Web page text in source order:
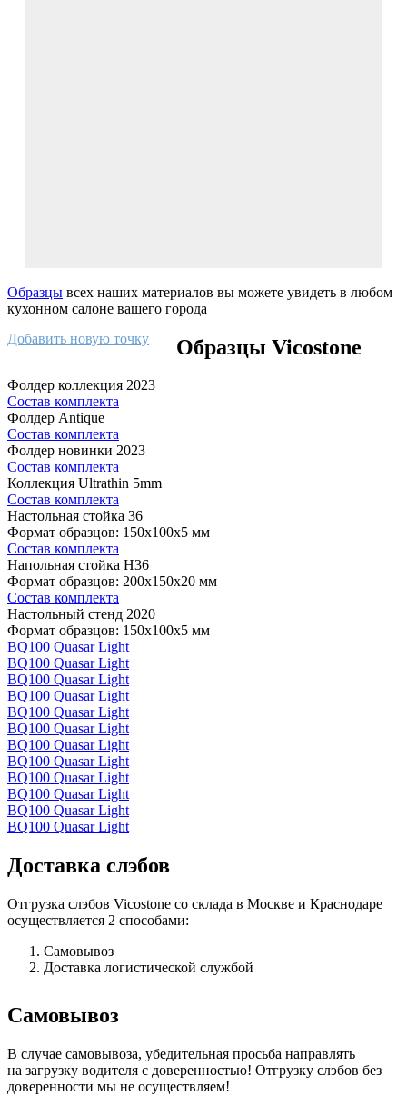
Образцы всех наших материалов вы можете увидеть в любом
кухонном салоне вашего города
Добавить новую точку
Образцы Vicostone
Фолдер коллекция 2023
Состав комплекта
Фолдер Antique
Состав комплекта
Фолдер новинки 2023
Состав комплекта
Коллекция Ultrathin 5mm
Состав комплекта
Настольная стойка 36
Формат образцов: 150x100x5 мм
Состав комплекта
Напольная стойка H36
Формат образцов: 200x150x20 мм
Состав комплекта
Настольный стенд 2020
Формат образцов: 150x100x5 мм
BQ100 Quasar Light
BQ100 Quasar Light
BQ100 Quasar Light
BQ100 Quasar Light
BQ100 Quasar Light
BQ100 Quasar Light
BQ100 Quasar Light
BQ100 Quasar Light
BQ100 Quasar Light
BQ100 Quasar Light
BQ100 Quasar Light
BQ100 Quasar Light
Доставка слэбов
Отгрузка слэбов Vicostone со склада в Москве и Краснодаре
осуществляется 2 способами:
Самовывоз
Доставка логистической службой
Самовывоз
В случае самовывоза, убедительная просьба направлять
на загрузку водителя с доверенностью! Отгрузку слэбов без
доверенности мы не осуществляем!